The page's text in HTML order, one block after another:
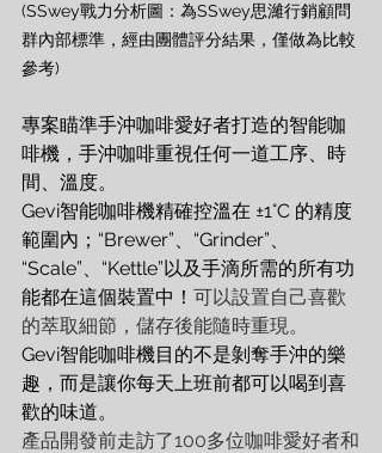
(SSwey戰力分析圖：為SSwey思濰行銷顧問
群內部標準，經由團體評分結果，僅做為比較
參考)
專案瞄準手沖咖啡愛好者打造的智能咖
啡機，手沖咖啡重視任何一道工序、時
間、溫度。
Gevi智能咖啡機精確控溫在 ±1°C 的精度
範圍內；“Brewer”、“Grinder”、
“Scale”、“Kettle”以及手滴所需的所有功
能都在這個裝置中！ 可以設置自己喜歡
的萃取細節，儲存後能隨時重現。
Gevi智能咖啡機目的不是剝奪手沖的樂
趣，而是讓你每天上班前都可以喝到喜
歡的味道。
產品開發前走訪了100多位咖啡愛好者和